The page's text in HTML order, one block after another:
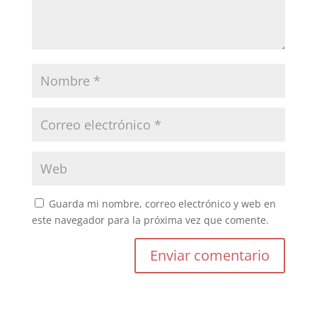
Guarda mi nombre, correo electrónico y web en
este navegador para la próxima vez que comente.